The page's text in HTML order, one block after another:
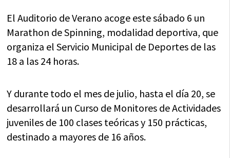
El Auditorio de Verano acoge este sábado 6 un
Marathon de Spinning, modalidad deportiva, que
organiza el Servicio Municipal de Deportes de las
18 a las 24 horas.
Y durante todo el mes de julio, hasta el día 20, se
desarrollará un Curso de Monitores de Actividades
juveniles de 100 clases teóricas y 150 prácticas,
destinado a mayores de 16 años.